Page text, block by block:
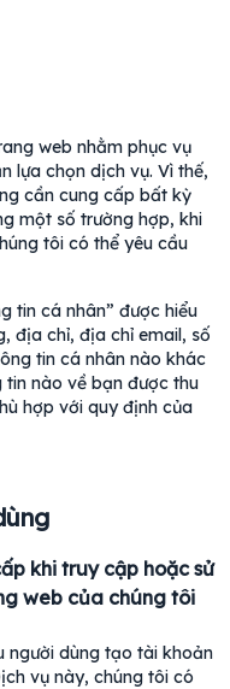
web nhằm phục vụ
lựa chọn dịch vụ. Vì thế,
cần cung cấp bất kỳ
một số trường hợp, khi
tôi có thể yêu cầu
tin cá nhân” được hiểu
địa chỉ, địa chỉ email, số
tin cá nhân nào khác
nào về bạn được thu
hợp với quy định của
khi truy cập hoặc sử
web của chúng tôi
người dùng tạo tài khoản
vụ này, chúng tôi có